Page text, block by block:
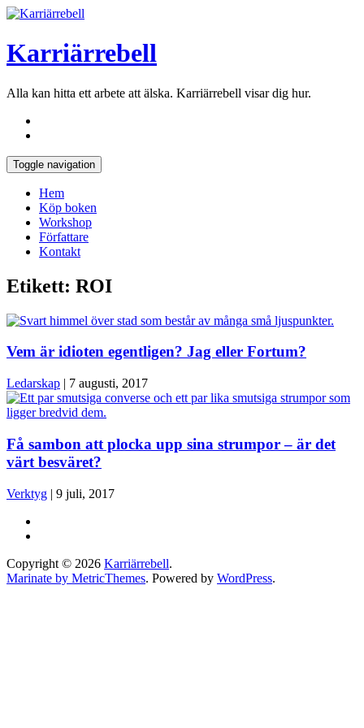
Karriärrebell
Alla kan hitta ett arbete att älska. Karriärrebell visar dig hur.
Toggle navigation
Hem
Köp boken
Workshop
Författare
Kontakt
Etikett: ROI
Vem är idioten egentligen? Jag eller Fortum?
Ledarskap | 7 augusti, 2017
Få sambon att plocka upp sina strumpor – är det
värt besväret?
Verktyg | 9 juli, 2017
Copyright © 2026 Karriärrebell.
Marinate by MetricThemes. Powered by WordPress.